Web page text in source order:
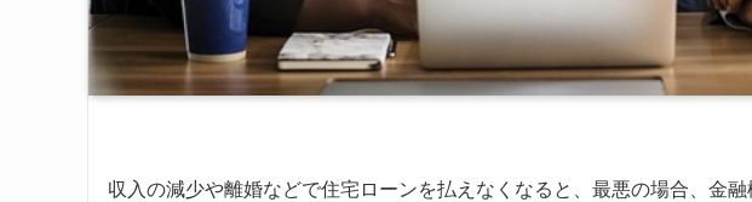
収入の減少や離婚などで住宅ローンを払えなくなると、最悪の場合、金